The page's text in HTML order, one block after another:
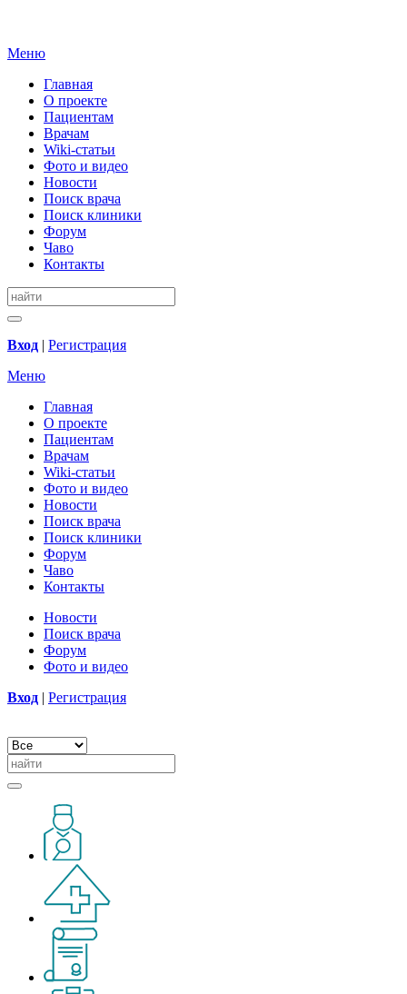
Меню
Главная
О проекте
Пациентам
Врачам
Wiki-статьи
Фото и видео
Новости
Поиск врача
Поиск клиники
Форум
Чаво
Контакты
Вход | Регистрация
Меню
Главная
О проекте
Пациентам
Врачам
Wiki-статьи
Фото и видео
Новости
Поиск врача
Поиск клиники
Форум
Чаво
Контакты
Новости
Поиск врача
Форум
Фото и видео
Вход | Регистрация